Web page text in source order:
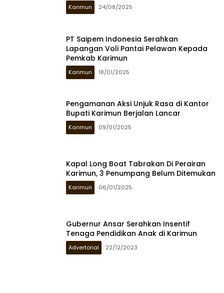
Karimun 24/08/2025
PT Saipem Indonesia Serahkan
Lapangan Voli Pantai Pelawan Kepada
Pemkab Karimun
Karimun 18/01/2025
Pengamanan Aksi Unjuk Rasa di Kantor
Bupati Karimun Berjalan Lancar
Karimun 09/01/2025
Kapal Long Boat Tabrakan Di Perairan
Karimun, 3 Penumpang Belum Ditemukan
Karimun 06/01/2025
Gubernur Ansar Serahkan Insentif
Tenaga Pendidikan Anak di Karimun
Advertorial 22/12/2023